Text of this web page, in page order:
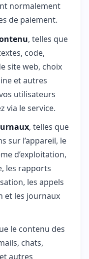
normalement
de paiement.
, telles que
code,
site web, choix
et autres
utilisateurs
via le service.
, telles que
sur l’appareil, le
d’exploitation,
les rapports
les appels
et les journaux
le contenu des
chats,
autres